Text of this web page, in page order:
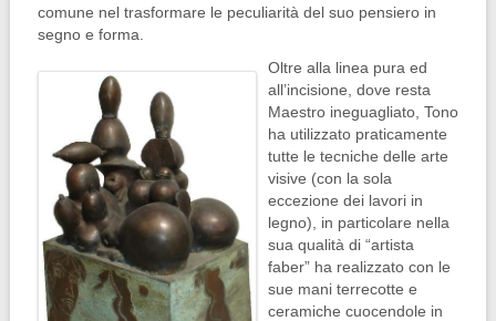
comune nel trasformare le peculiarità del suo pensiero in
segno e forma.
Oltre alla linea pura ed
all’incisione, dove resta
Maestro ineguagliato, Tono
ha utilizzato praticamente
tutte le tecniche delle arte
visive (con la sola
eccezione dei lavori in
legno), in particolare nella
sua qualità di “artista
faber” ha realizzato con le
sue mani terrecotte e
ceramiche cuocendole in